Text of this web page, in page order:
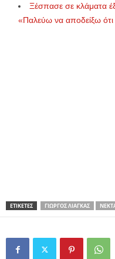
Ξέσπασε σε κλάματα
«Παλεύω να αποδείξω ότι
ΕΤΙΚΕΤΕΣ ΓΙΏΡΓΟΣ ΛΙΆΓΚΑΣ